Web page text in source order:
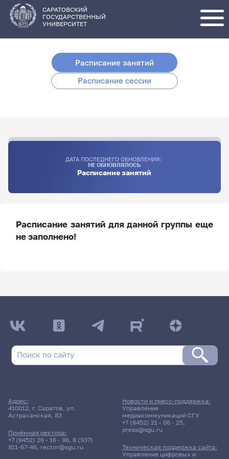
основному
содержанию
САРАТОВСКИЙ
ГОСУДАРСТВЕННЫЙ
УНИВЕРСИТЕТ
Расписание занятий
Расписание сессии
ДАТА ПОСЛЕДНЕГО ОБНОВЛЕНИЯ:
НЕ ОБНОВЛЯЛОСЬ
Расписание занятий
Расписание занятий для данной группы еще
не заполнено!
ДАТА ПОСЛЕДНЕГО ОБНОВЛЕНИЯ:
НЕ ОБНОВЛЯЛОСЬ
Курсовая работа
3333гр., БППФ
Д/о
Адрес:
410012, г. Саратов, ул.
Астраханская, 83
Приёмная ректора:
+7 (8452) 26 - 16 - 96, 8 (937)
811-67-46, rector@sgu.ru
Новости и пресс-поддержка:
Управление
медиакоммуникаций СГУ
+7 (8452) 21 - 06 - 25,
press@sgu.ru
Техническая поддержка сайта:
Управление цифровых и